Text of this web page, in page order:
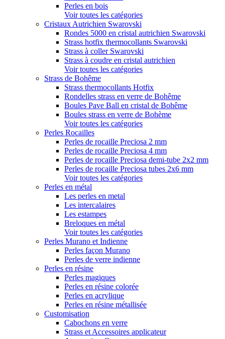
Perles en bois
Voir toutes les catégories
Cristaux Autrichien Swarovski
Rondes 5000 en cristal autrichien Swarovski
Strass hotfix thermocollants Swarovski
Strass à coller Swarovski
Strass à coudre en cristal autrichien
Voir toutes les catégories
Strass de Bohême
Strass thermocollants Hotfix
Rondelles strass en verre de Bohême
Boules Pave Ball en cristal de Bohême
Boules strass en verre de Bohème
Voir toutes les catégories
Perles Rocailles
Perles de rocaille Preciosa 2 mm
Perles de rocaille Preciosa 4 mm
Perles de rocaille Preciosa demi-tube 2x2 mm
Perles de rocaille Preciosa tubes 2x6 mm
Voir toutes les catégories
Perles en métal
Les perles en metal
Les intercalaires
Les estampes
Breloques en métal
Voir toutes les catégories
Perles Murano et Indienne
Perles façon Murano
Perles de verre indienne
Perles en résine
Perles magiques
Perles en résine colorée
Perles en acrylique
Perles en résine métallisée
Customisation
Cabochons en verre
Strass et Accessoires applicateur